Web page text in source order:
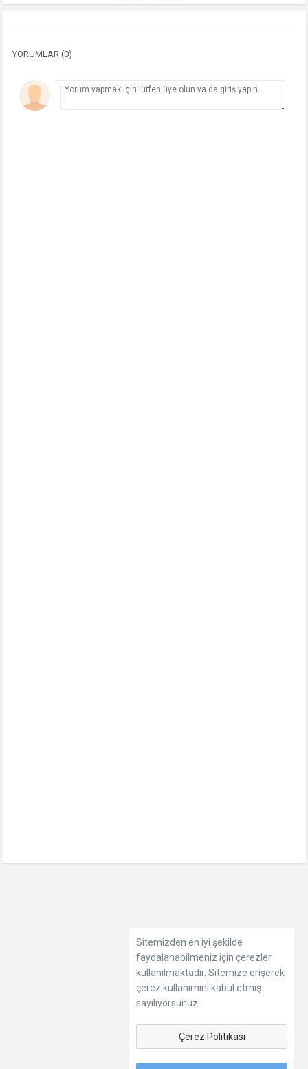
YORUMLAR (0)
Sitemizden en iyi şekilde
faydalanabilmeniz için çerezler
kullanılmaktadır. Sitemize erişerek
çerez kullanımını kabul etmiş
sayılıyorsunuz.
Çerez Politikası